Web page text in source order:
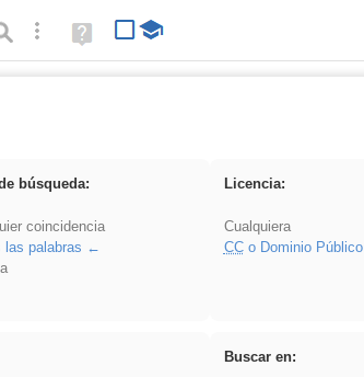
Búsqueda avanzada
Ayuda
(en
búsqueda:
coincidencia
las palabras
Licencia:
Cualquiera
CCo Dominio Público
Buscar en: